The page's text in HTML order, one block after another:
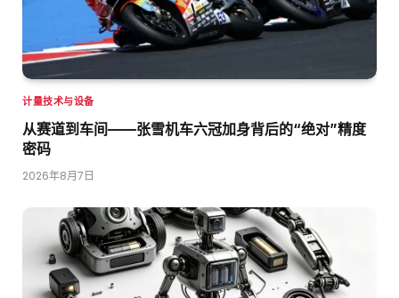
计量技术与设备
从赛道到车间——张雪机车六冠加身背后的“绝对”精度
密码
2026年8月7日